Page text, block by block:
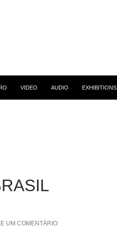
VIDEO AUDIO EXHIBITIONS
UM COMENTÁRIO